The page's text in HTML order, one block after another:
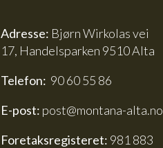
Adresse: Bjørn Wirkolas vei
17, Handelsparken 9510 Alta
Telefon: 90 60 55 86
E-post: post@montana-alta.no
Foretaksregisteret: 981 883